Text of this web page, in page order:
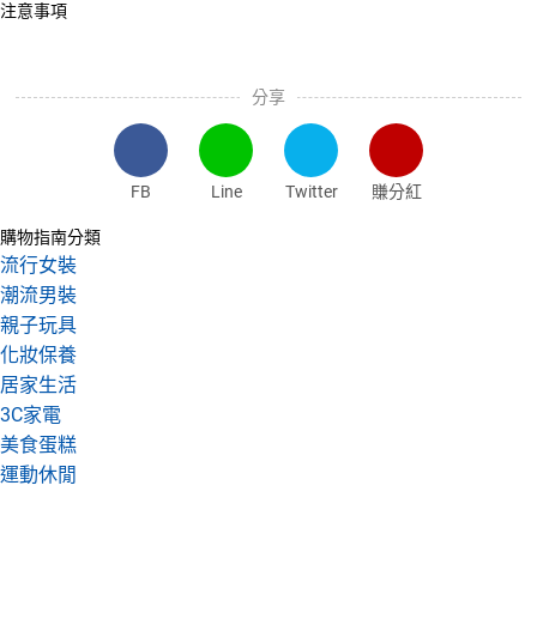
注意事項
分享
FB Line Twitter 賺分紅
購物指南分類
流行女裝
潮流男裝
親子玩具
化妝保養
居家生活
3C家電
美食蛋糕
運動休閒